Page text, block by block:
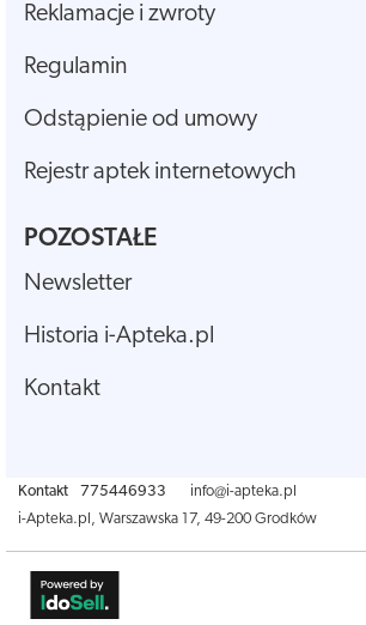
Reklamacje i zwroty
Regulamin
Odstąpienie od umowy
Rejestr aptek internetowych
POZOSTAŁE
Newsletter
Historia i-Apteka.pl
Kontakt
Kontakt 775446933
info@i-apteka.pl
i-Apteka.pl , Warszawska 17, 49-200 Grodków